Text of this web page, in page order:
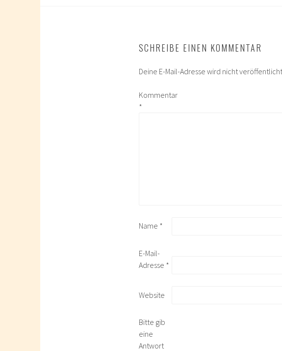
SCHREIBE EINEN KOMMENTAR
Deine E-Mail-Adresse wird nicht
Kommentar
*
Name *
E-Mail-
Adresse *
Website
Bitte gib
eine
Antwort